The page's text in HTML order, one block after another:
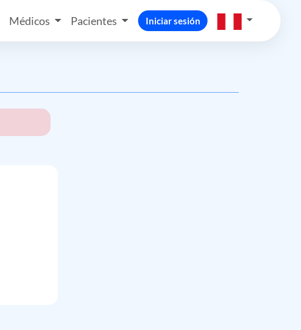
Médicos Pacientes Iniciar sesión